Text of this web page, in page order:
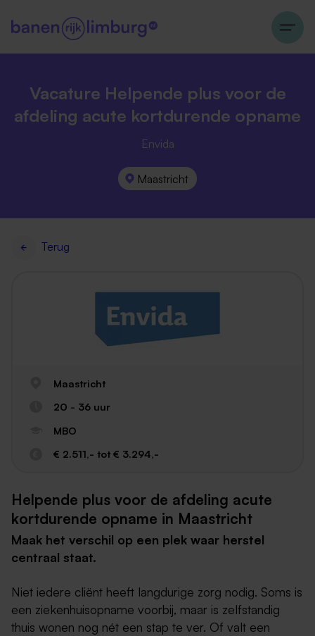
Vacature Helpende plus voor de
afdeling acute kortdurende opname
Envida
Maastricht
Terug
Maastricht
20 - 36 uur
MBO
€ 2.511,- tot € 3.294,-
Helpende plus voor de afdeling acute
kortdurende opname in Maastricht
Maak het verschil op een plek waar herstel
centraal staat.
Niet iedere cliënt heeft langdurige zorg nodig. Soms is
een ziekenhuisopname voorbij, maar is zelfstandig
thuis wonen nog nét een stap te ver. Of valt een